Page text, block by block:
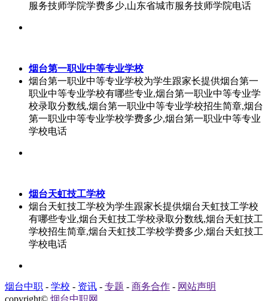
服务技师学院学费多少,山东省城市服务技师学院电话
烟台第一职业中等专业学校
烟台第一职业中等专业学校为学生跟家长提供烟台第一
职业中等专业学校有哪些专业,烟台第一职业中等专业学
校录取分数线,烟台第一职业中等专业学校招生简章,烟台
第一职业中等专业学校学费多少,烟台第一职业中等专业
学校电话
烟台天虹技工学校
烟台天虹技工学校为学生跟家长提供烟台天虹技工学校
有哪些专业,烟台天虹技工学校录取分数线,烟台天虹技工
学校招生简章,烟台天虹技工学校学费多少,烟台天虹技工
学校电话
烟台中职 - 学校 - 资讯 - 专题 - 商务合作 - 网站声明
copyright© 烟台中职网